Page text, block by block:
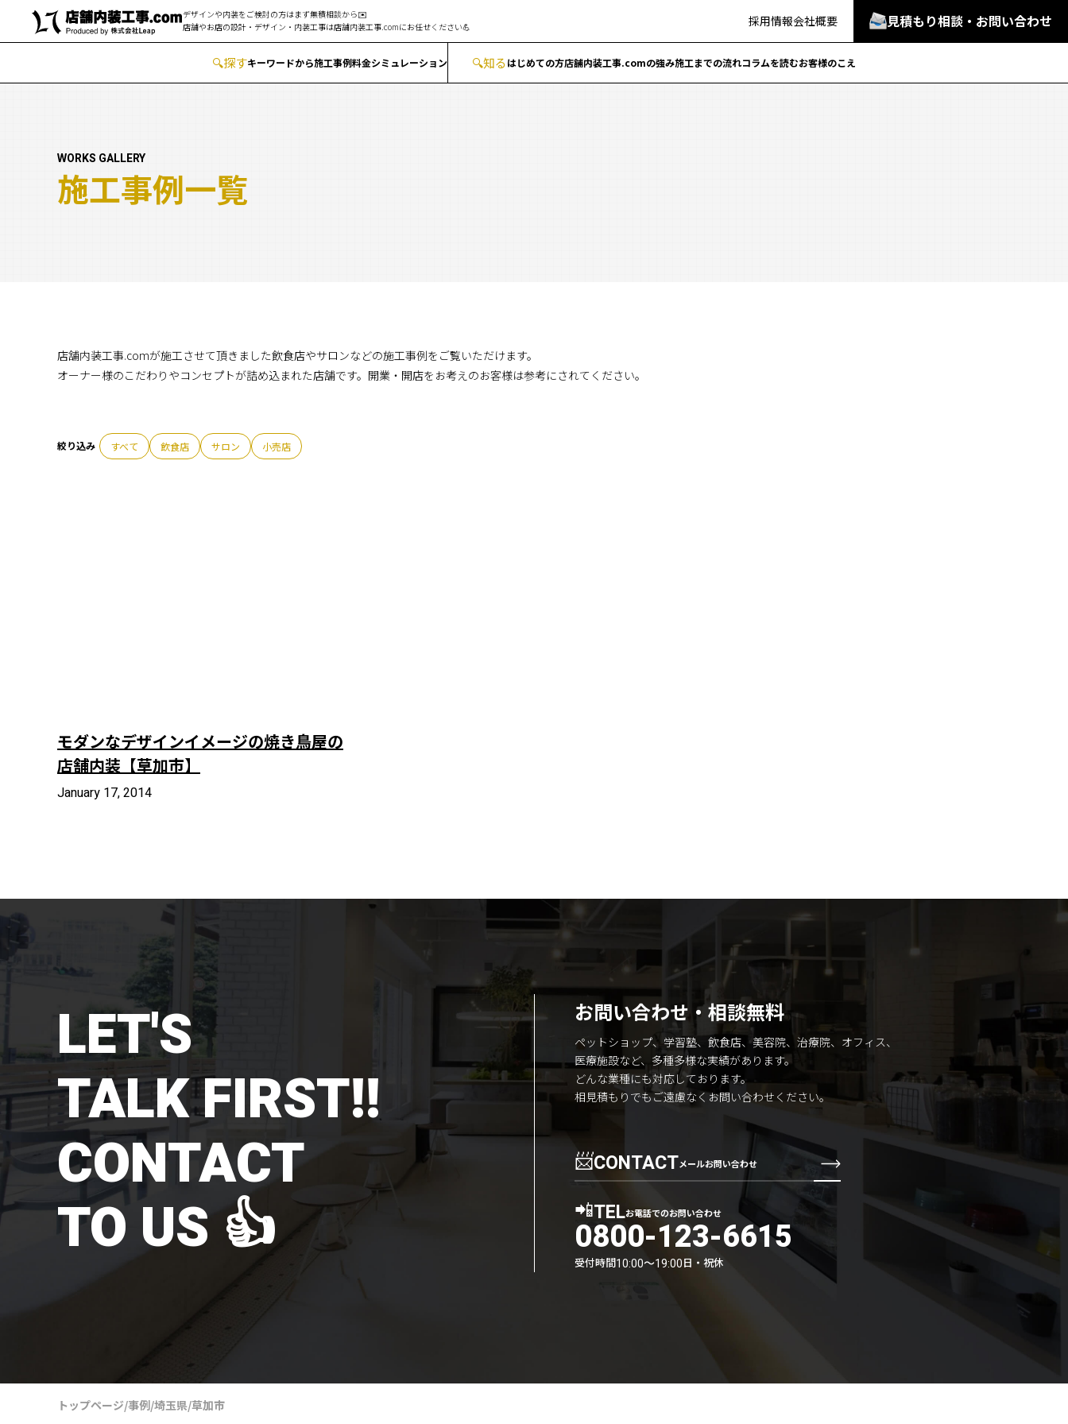
デザインや内装をご検討の方はまず無積相談から✉️
店舗やお店の設計・デザイン・内装工事は店舗内装工事.comにお任せください💪 採用情報会社概要 見積もり相談・お問い合わせ
🔍︎探すキーワードから施工事例料金シミュレーション 🔍知るはじめての方店舗内装工事.comの強み施工までの流れコラムを読むお客様のこえ
WORKS GALLERY
施工事例一覧
店舗内装工事.comが施工させて頂きました飲食店やサロンなどの施工事例をご覧いただけます。
オーナー様のこだわりやコンセプトが詰め込まれた店舗です。開業・開店をお考えのお客様は参考にされてください。
すべて 飲食店 サロン 小売店
モダンなデザインイメージの焼き鳥屋の
店舗内装【草加市】
January 17, 2014
LET'S
TALK FIRST!!
CONTACT
TO US 👍
お問い合わせ・相談無料
ペットショップ、学習塾、飲食店、美容院、治療院、オフィス、
医療施設など、多種多様な実績があります。
どんな業種にも対応しております。
相見積もりでもご遠慮なくお問い合わせください。
📨CONTACTメールお問い合わせ
📲TELお電話でのお問い合わせ
0800-123-6615
受付時間10:00〜19:00日・祝休
トップページ/事例/埼玉県/草加市